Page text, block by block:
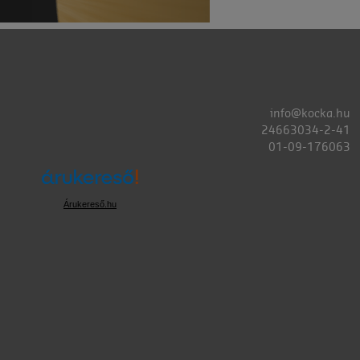
info@kocka.hu
24663034-2-41
01-09-176063
Árukereső.hu